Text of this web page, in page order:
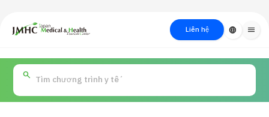
Trung tâm Du lịch Y tế & Sức khỏe Nhật Bản (JMHC)
Liên hệ language menu
Về Japan
Medical
Quy trình khám chữa
bệnh
Tìm theo
bộ phận
Tìm theo xét
nghiệm / phương
kiếm y
PICK UP PROGRAM